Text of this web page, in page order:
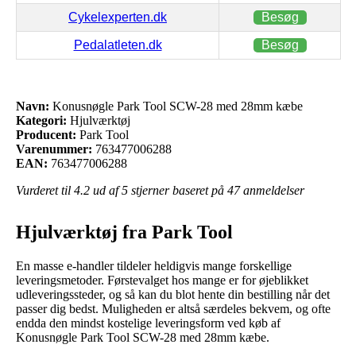
Cykelexperten.dk Besøg
Pedalatleten.dk Besøg
Navn: Konusnøgle Park Tool SCW-28 med 28mm kæbe
Kategori: Hjulværktøj
Producent: Park Tool
Varenummer: 763477006288
EAN: 763477006288
Vurderet til 4.2 ud af 5 stjerner baseret på 47anmeldelser
Hjulværktøj fra Park Tool
En masse e-handler tildeler heldigvis mange forskellige
leveringsmetoder. Førstevalget hos mange er for øjeblikket
udleveringssteder, og så kan du blot hente din bestilling når det
passer dig bedst. Muligheden er altså særdeles bekvem, og ofte
endda den mindst kostelige leveringsform ved køb af
Konusnøgle Park Tool SCW-28 med 28mm kæbe.